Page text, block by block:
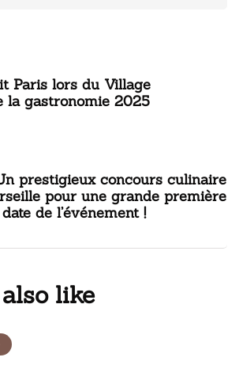
Paris lors du Village
la gastronomie 2025
prestigieux concours culinaire
pour une grande première
de l’événement !
like